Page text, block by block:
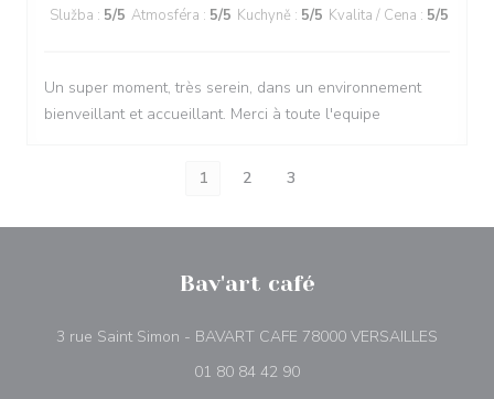
Služba : 5/5 Atmosféra : 5/5 Kuchyně : 5/5 Kvalita / Cena : 5/5
Un super moment, très serein, dans un environnement
bienveillant et accueillant. Merci à toute l'equipe
1 2 3
Bav'art café
3 rue Saint Simon - BAVART CAFE 78000 VERSAILLES
01 80 84 42 90